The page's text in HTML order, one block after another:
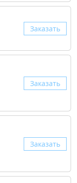
Заказать
Заказать
Заказать